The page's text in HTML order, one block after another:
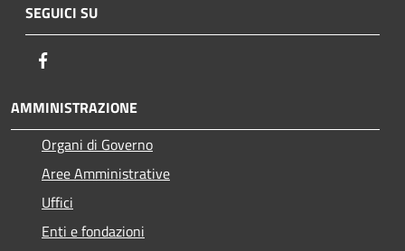
SEGUICI SU
AMMINISTRAZIONE
Organi di Governo
Aree Amministrative
Uffici
Enti e fondazioni